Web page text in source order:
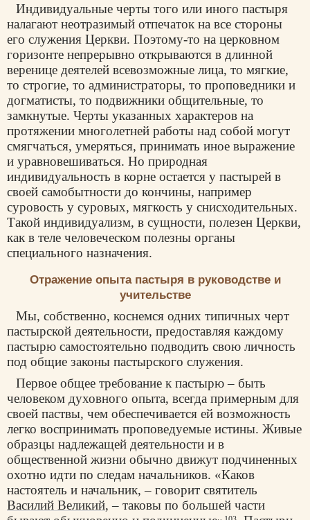
Индивидуальные черты того или иного пастыря
налагают неотразимый отпечаток на все стороны
его служения Церкви. Поэтому-то на церковном
горизонте непрерывно открываются в длинной
веренице деятелей всевозможные лица, то мягкие,
то строгие, то администраторы, то проповедники и
догматисты, то подвижники общительные, то
замкнутые. Черты указанных характеров на
протяжении многолетней работы над собой могут
смягчаться, умеряться, принимать иное выражение
и уравновешиваться. Но природная
индивидуальность в корне остается у пастырей в
своей самобытности до кончины, например
суровость у суровых, мягкость у снисходительных.
Такой индивидуализм, в сущности, полезен Церкви,
как в теле человеческом полезны органы
специального назначения.
Отражение опыта пастыря в руководстве и
учительстве
Мы, собственно, коснемся одних типичных черт
пастырской деятельности, предоставляя каждому
пастырю самостоятельно подводить свою личность
под общие законы пастырского служения.
Первое общее требование к пастырю – быть
человеком духовного опыта, всегда примерным для
своей паствы, чем обеспечивается ей возможность
легко воспринимать проповедуемые истины. Живые
образцы надлежащей деятельности и в
общественной жизни обычно движут подчиненных
охотно идти по следам начальников. «Каков
настоятель и начальник, – говорит святитель
Василий Великий, – таковы по большей части